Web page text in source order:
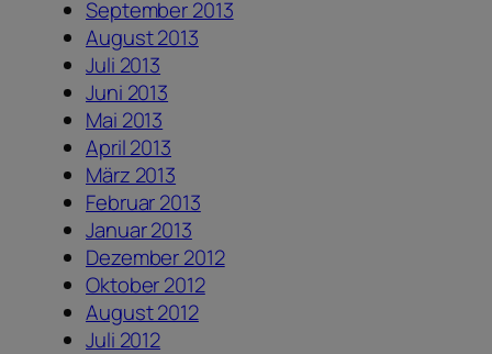
September 2013
August 2013
Juli 2013
Juni 2013
Mai 2013
April 2013
März 2013
Februar 2013
Januar 2013
Dezember 2012
Oktober 2012
August 2012
Juli 2012